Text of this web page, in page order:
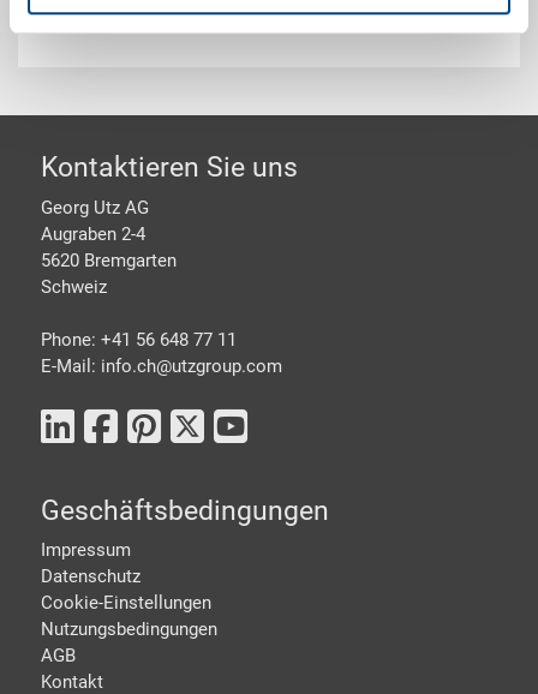
Footer
Kontaktieren Sie uns
Georg Utz AG
Augraben 2-4
5620 Bremgarten
Schweiz
Phone: +41 56 648 77 11
E-Mail: info.ch@utzgroup.com
Geschäftsbedingungen
Impressum
Datenschutz
Cookie-Einstellungen
Nutzungsbedingungen
AGB
Kontakt